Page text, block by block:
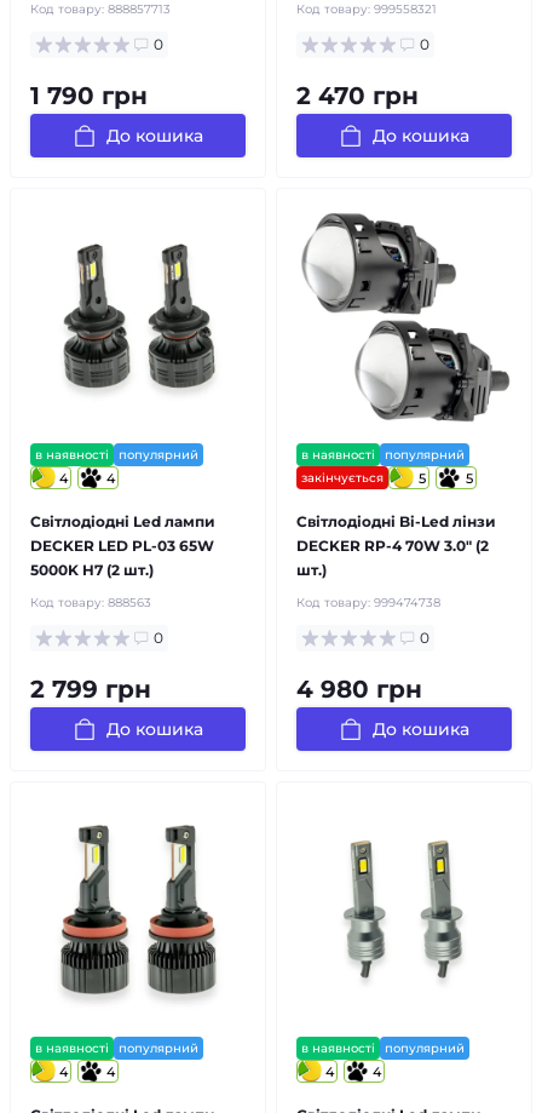
Код товару: 888857713
0
1 790 грн
До кошика
Код товару: 999558321
0
2 470 грн
До кошика
в наявності популярний
4 4
Світлодіодні Led лампи
DECKER LED PL-03 65W
5000K H7 (2 шт.)
Код товару: 888563
0
2 799 грн
До кошика
в наявності
популярний
закінчується
5 5
Світлодіодні Bi-Led лінзи
DECKER RP-4 70W 3.0" (2
шт.)
Код товару: 999474738
0
4 980 грн
До кошика
в наявності популярний
4 4
в наявності популярний
4 4